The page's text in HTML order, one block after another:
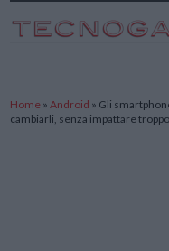
Home »Android » Gli
cambiarli, senza impattare